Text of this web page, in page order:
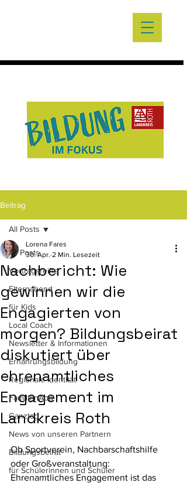
Beitrag
All Posts
Vortragsreihe
Elternabend
für Kids
Local Coach
Newsletter & Informationen
Ernährungsbildung
Regionale Identität
FamilienApp
Ganztag
News von unseren Partnern
Bildungsbeirat
für Schülerinnen und Schüler
All Posts
Nachbericht: Wie
gewinnen wir die
Engagierten von
morgen? Bildungsbeirat
diskutiert über
ehrenamtliches
Engagement im
Landkreis Roth
Lorena Fares
30. Apr. 2 Min. Lesezeit
Ob Sportverein, Nachbarschaftshilfe
oder Großveranstaltung:
Ehrenamtliches Engagement ist das